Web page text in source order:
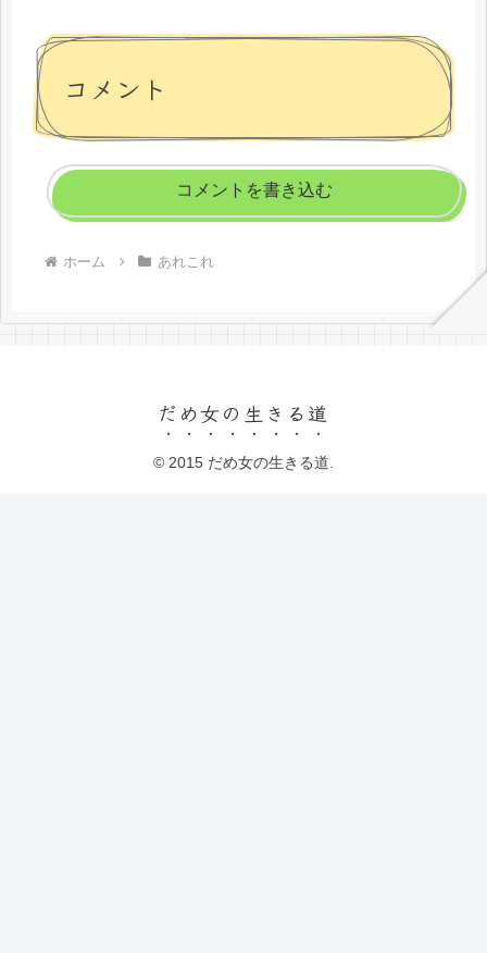
コメント
コメントを書き込む
ホーム あれこれ
だめ女の生きる道
© 2015 だめ女の生きる道.